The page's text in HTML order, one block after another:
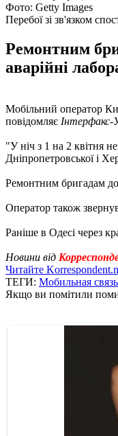
Фото: Getty Images
Перебої зі зв'язком
Ремонтним
аварійні
Мобільний оператор
повідомляє Інтерфакс-
"У ніч з 1 на 2 квітня
Дніпропетровської і
Ремонтним бригадам
Оператор також
Раніше в Одесі через
Новини від
Читайте
ТЕГИ: Мобильная связь
Якщо ви помітили